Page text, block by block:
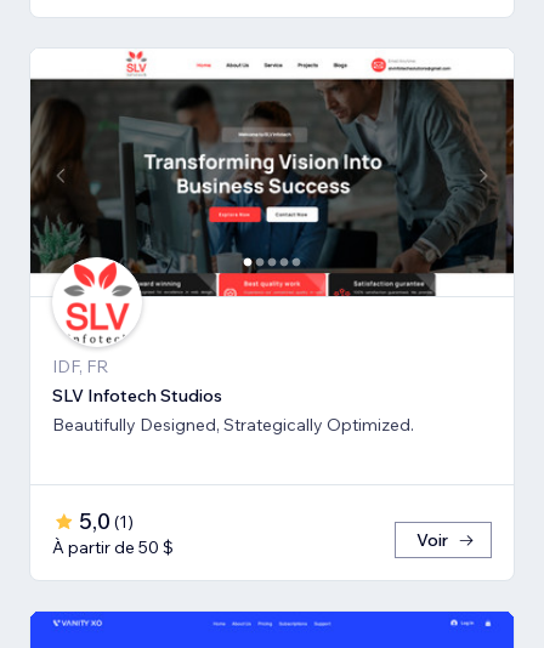
IDF, FR
SLV Infotech Studios
Beautifully Designed, Strategically Optimized.
5,0 (1)
À partir de 50 $
Voir